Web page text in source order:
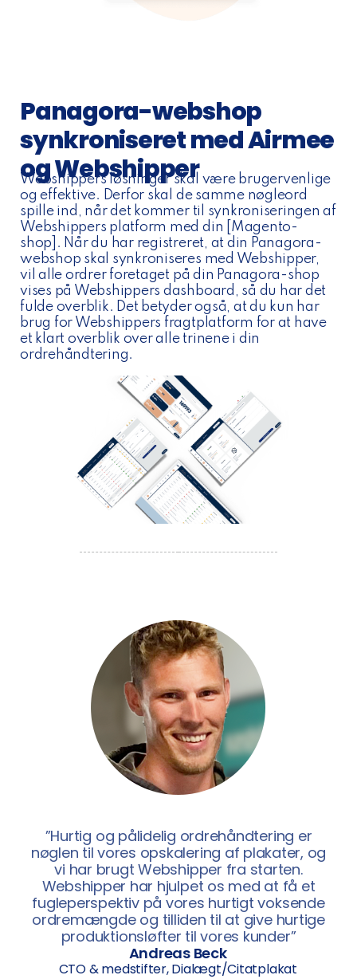
Panagora-webshop
synkroniseret med Airmee
og Webshipper
Webshippers løsninger skal være brugervenlige
og effektive. Derfor skal de samme nøgleord
spille ind, når det kommer til synkroniseringen af
Webshippers platform med din [Magento-
shop]. Når du har registreret, at din Panagora-
webshop skal synkroniseres med Webshipper,
vil alle ordrer foretaget på din Panagora-shop
vises på Webshippers dashboard, så du har det
fulde overblik. Det betyder også, at du kun har
brug for Webshippers fragtplatform for at have
et klart overblik over alle trinene i din
ordrehåndtering.
”Hurtig og pålidelig ordrehåndtering er
nøglen til vores opskalering af plakater, og
vi har brugt Webshipper fra starten.
Webshipper har hjulpet os med at få et
fugleperspektiv på vores hurtigt voksende
ordremængde og tilliden til at give hurtige
produktionsløfter til vores kunder”
Andreas Beck
CTO & medstifter, Dialægt/Citatplakat